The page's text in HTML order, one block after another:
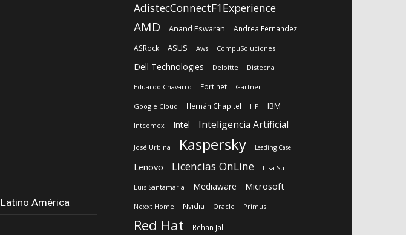
América
AdistecConnectF1Experience
AMD Anand Eswaran
Andrea Fernandez
ASRock
ASUS Aws CompuSoluciones
Dell Technologies Deloitte Distecna
Eduardo Chavarro Fortinet Gartner
Google Cloud Hernán Chapitel HP IBM
Intcomex Intel Inteligencia Artificial
José Urbina Kaspersky Leading Case
Lenovo Licencias OnLine Lisa Su
Luis Santamaria Mediaware Microsoft
Nexxt Home Nvidia Oracle Primus
Red Hat Rehan Jalil